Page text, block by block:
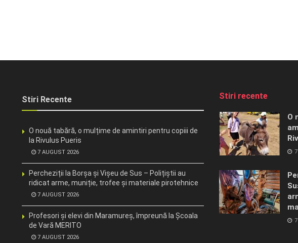
Stiri Recente
O nouă tabără, o mulțime de amintiri pentru copiii de
la Rivulus Pueris
7 AUGUST 2026
Percheziții la Borșa și Vișeu de Sus – Polițiștii au
ridicat arme, muniție, trofee și materiale pirotehnice
7 AUGUST 2026
Profesori și elevi din Maramureș, împreună la Școala
de Vară MERITO
7 AUGUST 2026
Stiri recente
O